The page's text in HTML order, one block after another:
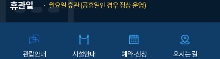
휴관일 월요일 휴관 (공휴일인 경우 정상 운영)
관람안내 시설안내 예약·신청 오시는 길